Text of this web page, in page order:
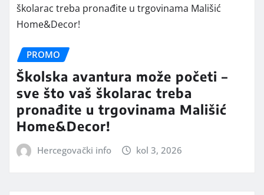
PROMO
Školska avantura može početi –
sve što vaš školarac treba
pronađite u trgovinama Mališić
Home&Decor!
Hercegovački info kol 3, 2026